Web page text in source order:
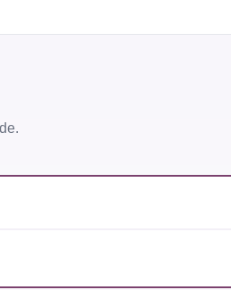
Ness Gölü'nün derinliklerinde
ünlü bir başkenttir. Şehrin